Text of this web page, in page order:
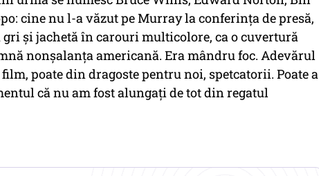
cine nu l-a văzut pe Murray la conferința de presă,
și jachetă în carouri multicolore, ca o cuvertură
nonșalanța americană. Era mândru foc. Adevărul
poate din dragoste pentru noi, spetcatorii. Poate a
că nu am fost alungați de tot din regatul